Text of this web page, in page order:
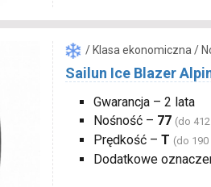
/ Klasa ekonomiczna /
Sailun Ice Blazer
Gwarancja – 2 lata
Nośność – 77 (do
Prędkość – T (do
Dodatkowe